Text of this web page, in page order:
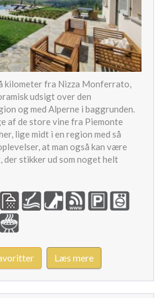
kilometer fra Nizza Monferrato,
udsigt over den
og med Alperne i baggrunden.
af de store vine fra Piemonte
lige midt i en region med så
at man også kan være
der stikker ud som noget helt
Læs mere